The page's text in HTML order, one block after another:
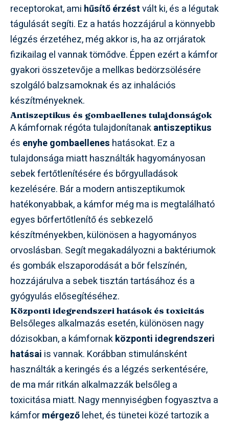
receptorokat, ami hűsítő érzéstvált ki, és a légutak
tágulását segíti. Ez a hatás hozzájárul a könnyebb
légzés érzetéhez, még akkor is, ha az orrjáratok
fizikailag el vannak tömődve. Éppen ezért a kámfor
gyakori összetevője a mellkas bedörzsölésére
szolgáló balzsamoknak és az inhalációs
készítményeknek.
Antiszeptikus és gombaellenes tulajdonságok
A kámfornak régóta tulajdonítanakantiszeptikus
és enyhe gombaellenes hatásokat. Ez a
tulajdonsága miatt használták hagyományosan
sebek fertőtlenítésére és bőrgyulladások
kezelésére. Bár a modern antiszeptikumok
hatékonyabbak, a kámfor még ma is megtalálható
egyes bőrfertőtlenítő és sebkezelő
készítményekben, különösen a hagyományos
orvoslásban. Segít megakadályozni a baktériumok
és gombák elszaporodását a bőr felszínén,
hozzájárulva a sebek tisztán tartásához és a
gyógyulás elősegítéséhez.
Központi idegrendszeri hatások és toxicitás
Belsőleges alkalmazás esetén, különösen nagy
dózisokban, a kámfornakközponti idegrendszeri
hatásai is vannak. Korábban stimulánsként
használták a keringés és a légzés serkentésére,
de ma már ritkán alkalmazzák belsőleg a
toxicitása miatt. Nagy mennyiségben fogyasztva a
kámformérgezőlehet, és tünetei közé tartozik a